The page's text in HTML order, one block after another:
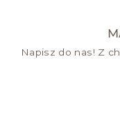
Napisz do nas! Z